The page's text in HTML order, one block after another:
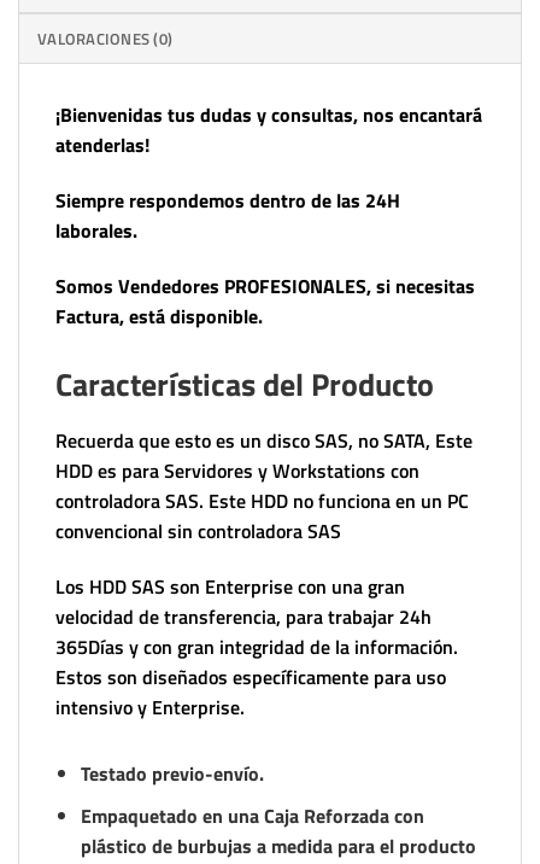
VALORACIONES (0)
¡Bienvenidas tus dudas y consultas, nos encantará
atenderlas!
Siempre respondemos dentro de las 24H
laborales.
Somos Vendedores PROFESIONALES, si necesitas
Factura, está disponible.
Características del Producto
Recuerda que esto es un disco SAS, no SATA, Este
HDD es para Servidores y Workstations con
controladora SAS. Este HDD no funciona en un PC
convencional sin controladora SAS
Los HDD SAS son Enterprise con una gran
velocidad de transferencia, para trabajar 24h
365Días y con gran integridad de la información.
Estos son diseñados específicamente para uso
intensivo y Enterprise.
Testado previo-envío.
Empaquetado en una Caja Reforzada con
plástico de burbujas a medida para el producto